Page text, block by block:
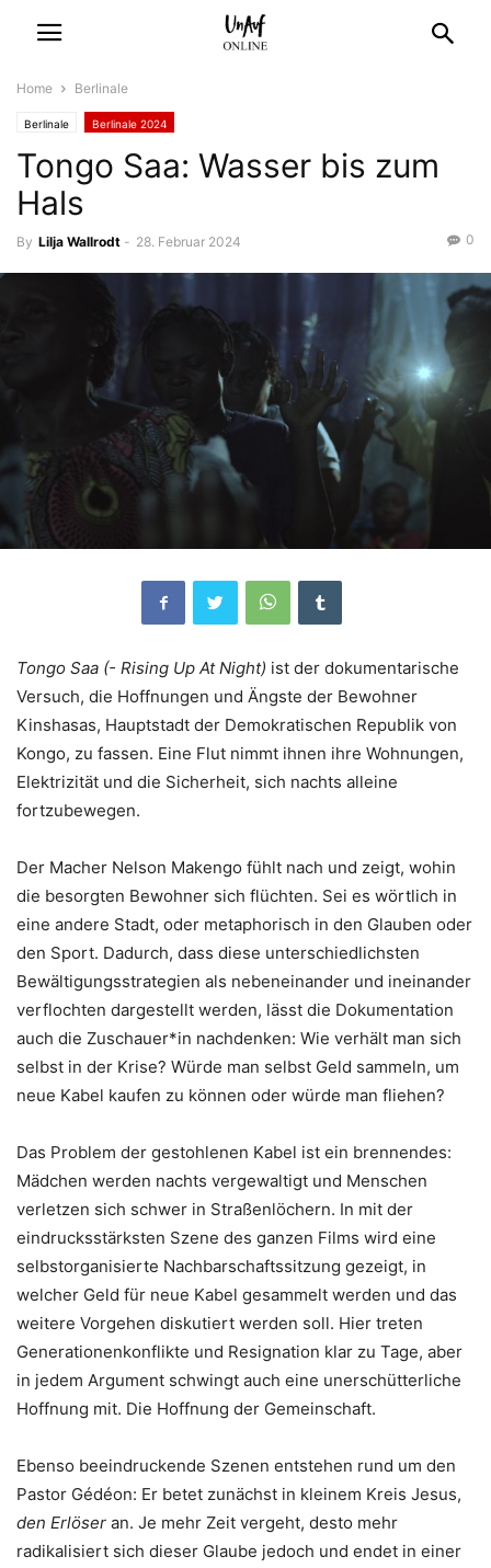
Home Berlinale
Berlinale Berlinale 2024
Tongo Saa: Wasser bis zum
Hals
By Lilja Wallrodt - 28. Februar 2024 0
Tongo Saa (- Rising Up At Night) ist der dokumentarische
Versuch, die Hoffnungen und Ängste der Bewohner
Kinshasas, Hauptstadt der Demokratischen Republik von
Kongo, zu fassen. Eine Flut nimmt ihnen ihre Wohnungen,
Elektrizität und die Sicherheit, sich nachts alleine
fortzubewegen.
Der Macher Nelson Makengo fühlt nach und zeigt, wohin
die besorgten Bewohner sich flüchten. Sei es wörtlich in
eine andere Stadt, oder metaphorisch in den Glauben oder
den Sport. Dadurch, dass diese unterschiedlichsten
Bewältigungsstrategien als nebeneinander und ineinander
verflochten dargestellt werden, lässt die Dokumentation
auch die Zuschauer*in nachdenken: Wie verhält man sich
selbst in der Krise? Würde man selbst Geld sammeln, um
neue Kabel kaufen zu können oder würde man fliehen?
Das Problem der gestohlenen Kabel ist ein brennendes:
Mädchen werden nachts vergewaltigt und Menschen
verletzen sich schwer in Straßenlöchern. In mit der
eindrucksstärksten Szene des ganzen Films wird eine
selbstorganisierte Nachbarschaftssitzung gezeigt, in
welcher Geld für neue Kabel gesammelt werden und das
weitere Vorgehen diskutiert werden soll. Hier treten
Generationenkonflikte und Resignation klar zu Tage, aber
in jedem Argument schwingt auch eine unerschütterliche
Hoffnung mit. Die Hoffnung der Gemeinschaft.
Ebenso beeindruckende Szenen entstehen rund um den
Pastor Gédéon: Er betet zunächst in kleinem Kreis Jesus,
den Erlöser an. Je mehr Zeit vergeht, desto mehr
radikalisiert sich dieser Glaube jedoch und endet in einer